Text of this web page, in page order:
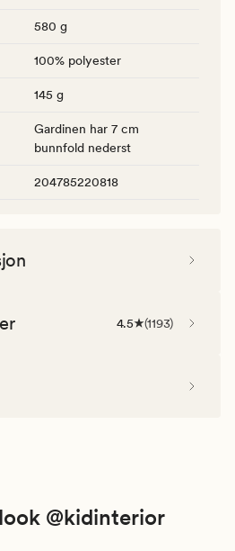
580 g
100% polyester
145 g
Gardinen har 7 cm
bunnfold nederst
204785220818
4.5 (1193)
@kidinterior